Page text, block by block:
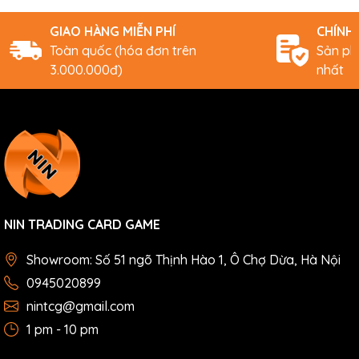
GIAO HÀNG MIỄN PHÍ
Toàn quốc (hóa đơn trên
3.000.000đ)
CHÍNH
Sản
nhất
NIN TRADING CARD GAME
Showroom: Số 51 ngõ Thịnh Hào 1, Ô Chợ Dừa, Hà Nội
0945020899
nintcg@gmail.com
1 pm - 10 pm